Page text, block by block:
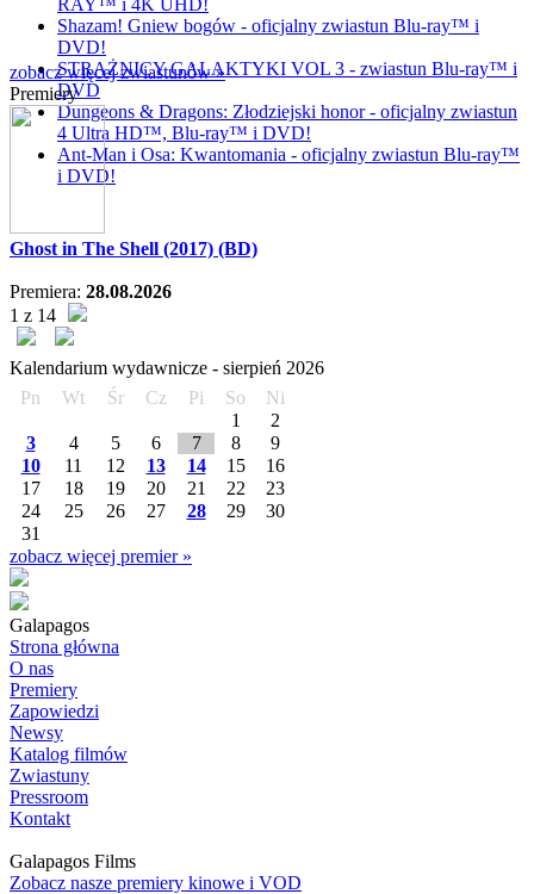
RAY™ i 4K UHD!
Shazam! Gniew bogów - oficjalny zwiastun Blu-ray™ i
DVD!
STRAŻNICY GALAKTYKI VOL 3 - zwiastun Blu-ray™ i
DVD
Dungeons & Dragons: Złodziejski honor - oficjalny zwiastun
4 Ultra HD™, Blu-ray™ i DVD!
Ant-Man i Osa: Kwantomania - oficjalny zwiastun Blu-ray™
i DVD!
zobacz więcej zwiastunów »
Premiery
Ghost in The Shell (2017) (BD)
Premiera: 28.08.2026
1 z 14
Kalendarium wydawnicze - sierpień 2026
Pn
Wt Śr Cz Pi So
Ni
1
2
3
4 5 6 7 8
9
10
11 12 13 14 15
16
17
18 19 20 21 22
23
24
25 26 27 28 29
30
31
zobacz więcej premier »
Galapagos
Strona główna
O nas
Premiery
Zapowiedzi
Newsy
Katalog filmów
Zwiastuny
Pressroom
Kontakt
Galapagos Films
Zobacz nasze premiery kinowe i VOD